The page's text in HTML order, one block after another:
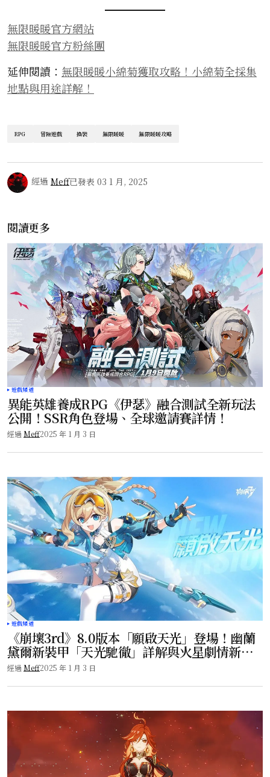
無限暖暖官方網站
無限暖暖官方粉絲團
延伸閱讀： 無限暖暖小綿菊獲取攻略！小綿菊全採集
地點與用途詳解！
RPG 冒險遊戲 換裝 無限暖暖 無限暖暖攻略
經過 Meff已發表 03 1 月, 2025
閱讀更多
遊戲頻道
異能英雄養成RPG《伊瑟》融合測試全新玩法
公開！SSR角色登場、全球邀請賽詳情！
經過 Meff2025 年 1 月 3 日
遊戲頻道
《崩壞3rd》8.0版本「願啟天光」登場！幽蘭
黛爾新裝甲「天光馳徹」詳解與火星劇情新突
破！
經過 Meff2025 年 1 月 3 日